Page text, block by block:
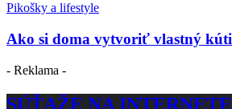
Pikošky a lifestyle
Ako si doma vytvoriť vlastný
- Reklama -
SÚŤAŽE NA INTERNETE